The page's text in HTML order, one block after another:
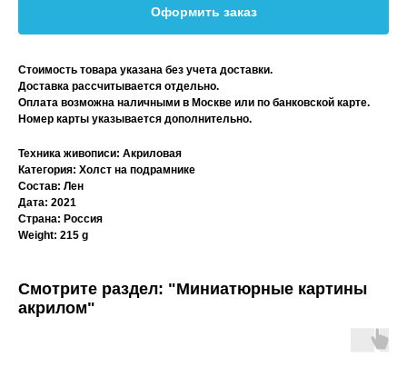
Оформить заказ
Стоимость товара указана без учета доставки.
Доставка рассчитывается отдельно.
Оплата возможна наличными в Москве или по банковской карте.
Номер карты указывается дополнительно.
Техника живописи: Акриловая
Категория: Холст на подрамнике
Состав: Лен
Дата: 2021
Страна: Россия
Weight: 215 g
Смотрите раздел: "Миниатюрные картины
акрилом"